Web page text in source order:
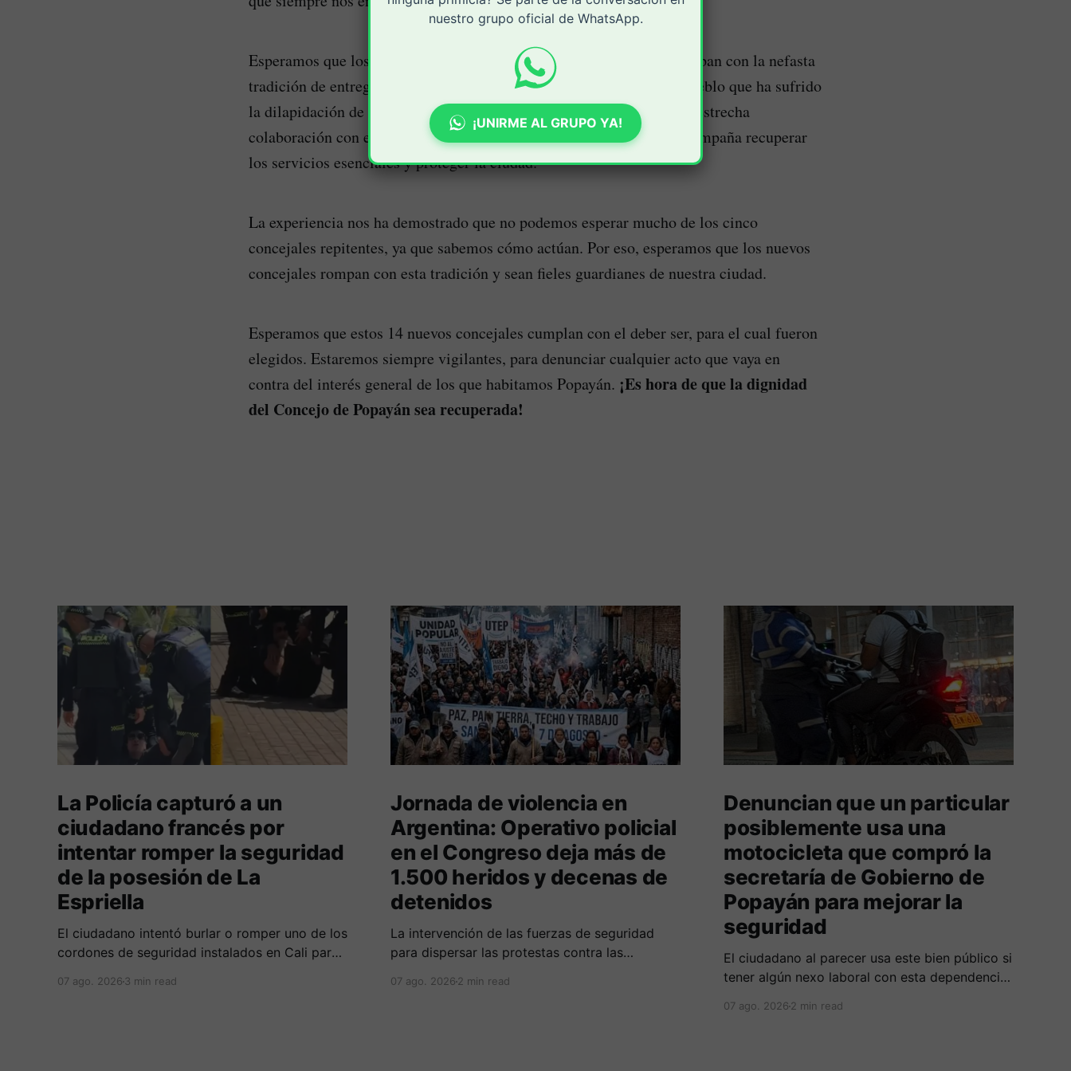
Esperamos que los 14 nuevos concejales del Concejo de Popayán rompan con la nefasta
tradición de entrega de la ciudad a particulares y sean la voz de un pueblo que ha sufrido
la dilapidación de su patrimonio público. Esperamos que trabajen en estrecha
colaboración con el alcalde Juan Carlos Muñoz, quien prometió en campaña recuperar
los servicios esenciales y proteger la ciudad.
La experiencia nos ha demostrado que no podemos esperar mucho de los cinco
concejales repitentes, ya que sabemos cómo actúan. Por eso, esperamos que los nuevos
concejales rompan con esta tradición y sean fieles guardianes de nuestra ciudad.
Esperamos que estos 14 nuevos concejales cumplan con el deber ser, para el cual fueron
elegidos. Estaremos siempre vigilantes, para denunciar cualquier acto que vaya en
contra del interés general de los que habitamos Popayán. ¡Es hora de que la dignidad
del Concejo de Popayán sea recuperada!
La Policía capturó a un
ciudadano francés por
intentar romper la seguridad
de la posesión de La
Espriella
El ciudadano intentó burlar o romper uno de los
cordones de seguridad instalados en Cali para
de La Espriella.
07 ago. 2026 3 min read
Jornada de violencia en
Argentina: Operativo policial
en el Congreso deja más de
1.500 heridos y decenas de
detenidos
La intervención de las fuerzas de seguridad
para dispersar las protestas contra las
enfrentamientos y el uso masivo de elementos
07 ago. 20262 min read
Denuncian que un particular
posiblemente usa una
motocicleta que compró la
secretaría de Gobierno de
Popayán para mejorar la
seguridad
El ciudadano al parecer usa este bien público si
tener algún nexo laboral con esta dependencia
autoridades municipales frente al tema.
07 ago. 20262 min read
nuestro grupo oficial de WhatsApp.
¡UNIRME AL GRUPO YA!